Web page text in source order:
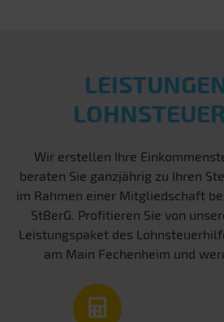
Wir erstellen Ihre
beraten Sie ganzjährig zu Ihren
im Rahmen einer Mitgliedschaft
StBerG. Profitieren Sie von
Leistungspaket des
am Main Fechenheim und